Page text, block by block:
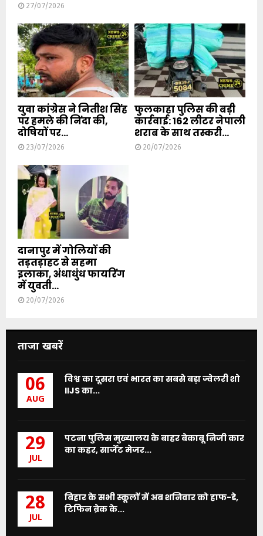
27/07/2026
युवा कांग्रेस ने नितीश सिंह
पर हमले की निंदा की,
दोषियों पर...
23/07/2026
फुलकाहा पुलिस की बड़ी
कार्रवाई: 162 लीटर नेपाली
शराब के साथ तस्करी...
20/07/2026
दानापुर में गोलियों की
तड़तड़ाहट से सहमा
इलाका, अंधाधुंध फायरिंग
में युवती...
20/07/2026
ताजा खबरें
06
AUG
विश्व का दूसरा एवं भारत का सबसे बड़ा ज्वेलरी शो
IIJS का...
29
JUL
पटना पुलिस मुख्यालय के बाहर बेकाबू निजी कार
का कहर, सार्जेंट मेजर...
28
JUL
बिहार के सभी स्कूलों में अब शनिवार को हाफ-डे,
टिफिन ब्रेक के...